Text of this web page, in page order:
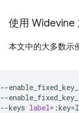
使用 Widevine
本文中的大多数示
--
--
--keys label= :key=